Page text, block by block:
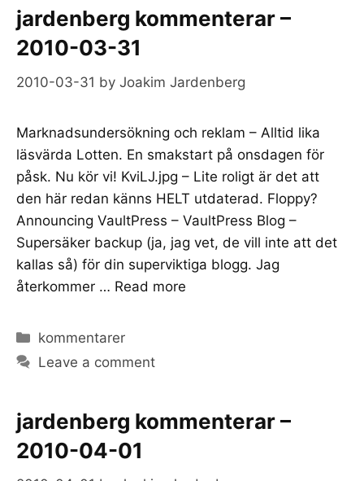
jardenberg kommenterar –
2010-03-31
2010-03-31 by Joakim Jardenberg
Marknadsundersökning och reklam – Alltid lika
läsvärda Lotten. En smakstart på onsdagen för
påsk. Nu kör vi! KviLJ.jpg – Lite roligt är det att
den här redan känns HELT utdaterad. Floppy?
Announcing VaultPress – VaultPress Blog –
Supersäker backup (ja, jag vet, de vill inte att det
kallas så) för din superviktiga blogg. Jag
återkommer … Read more
Categories
kommentarer
Leave a comment
jardenberg kommenterar –
2010-04-01